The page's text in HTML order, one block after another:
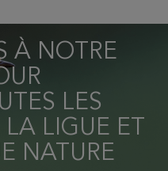
À NOTRE
LES
LIGUE ET
NATURE